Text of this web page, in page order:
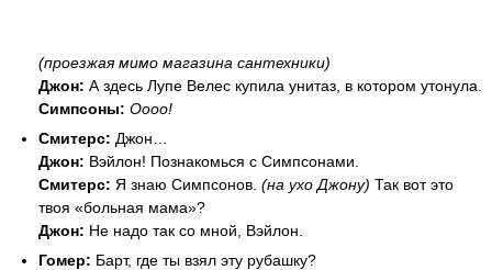
(проезжая мимо магазина сантехники)
Джон: А здесь Лупе Велес купила унитаз, в котором утонула.
Симпсоны: Оооо!
Смитерс: Джон…
Джон: Вэйлон! Познакомься с Симпсонами.
Смитерс: Я знаю Симпсонов. (на ухо Джону) Так вот это
твоя «больная мама»?
Джон: Не надо так со мной, Вэйлон.
Гомер: Барт, где ты взял эту рубашку?